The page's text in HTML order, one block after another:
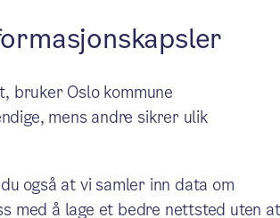
ny start –
et barn
fosterforeldre.
bruker Oslo kommune
mens andre sikrer ulik
også at vi samler inn data om
med å lage et bedre nettsted uten at